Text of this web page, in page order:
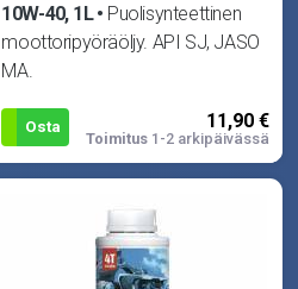
10W-40, 1L
Puolisynteettinen
moottoripyöräöljy. API SJ, JASO
MA.
Osta 11,90 €
Toimitus1-2 arkipäivässä